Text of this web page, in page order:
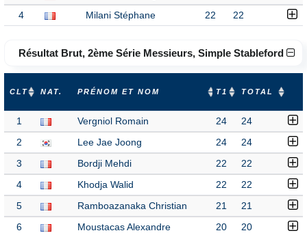
4 Milani Stéphane 22 22
Résultat Brut, 2ème Série Messieurs, Simple Stableford
CLT NAT. PRÉNOM ET NOM T1 TOTAL
1 Vergniol Romain 24 24
2 Lee Jae Joong 24 24
3 Bordji Mehdi 22 22
4 Khodja Walid 22 22
5 Ramboazanaka Christian 21 21
6 Moustacas Alexandre 20 20